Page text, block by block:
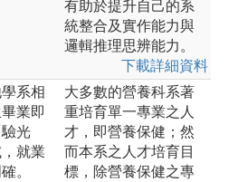
有助於提升自己的系
統整合及實作能力與
邏輯推理思辨能力。
下載詳細資料
系相
業即
光
就業
。
大多數的營養科系著
重培育單一專業之人
才，即營養保健；然
而本系之人才培育目
標，除營養保健之專